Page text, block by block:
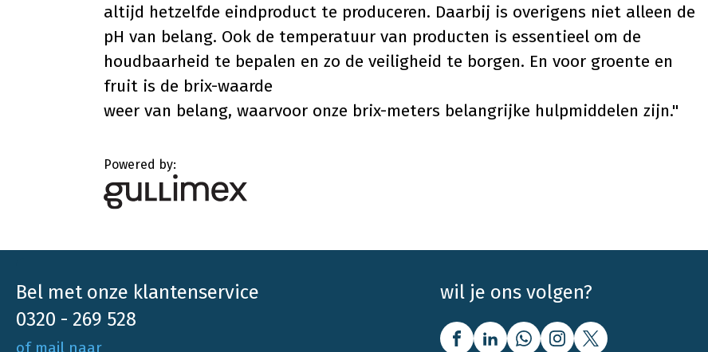
altijd hetzelfde eindproduct te produceren. Daarbij is overigens niet alleen de
pH van belang. Ook de temperatuur van producten is essentieel om de
houdbaarheid te bepalen en zo de veiligheid te borgen. En voor groente en
fruit is de brix-waarde
weer van belang, waarvoor onze brix-meters belangrijke hulpmiddelen zijn."
Powered by:
Bel met onze klantenservice
0320 - 269 528
of mail naar
wil je ons volgen?